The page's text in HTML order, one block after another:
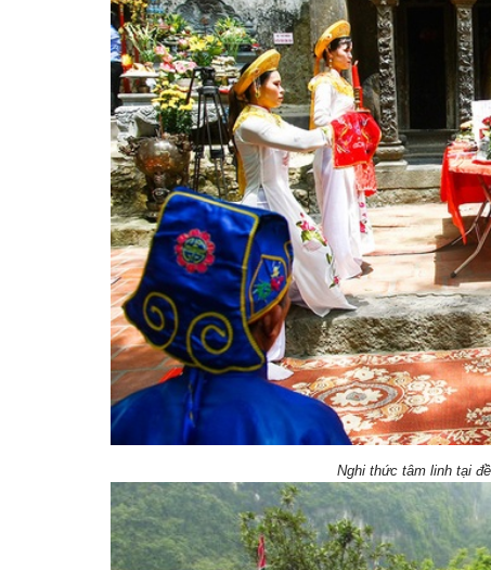
Nghi thức tâm linh tại